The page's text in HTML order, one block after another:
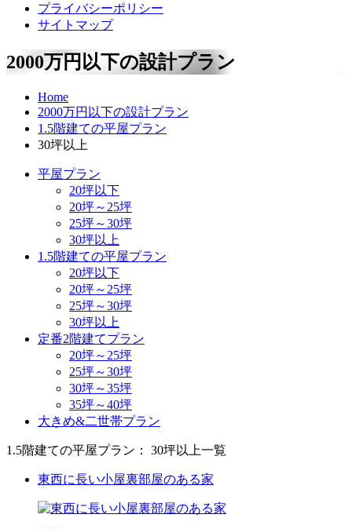
プライバシーポリシー
サイトマップ
2000万円以下の設計プラン
Home
2000万円以下の設計プラン
1.5階建ての平屋プラン
30坪以上
平屋プラン
20坪以下
20坪～25坪
25坪～30坪
30坪以上
1.5階建ての平屋プラン
20坪以下
20坪～25坪
25坪～30坪
30坪以上
定番2階建てプラン
20坪～25坪
25坪～30坪
30坪～35坪
35坪～40坪
大きめ&二世帯プラン
1.5階建ての平屋プラン： 30坪以上一覧
東西に長い小屋裏部屋のある家